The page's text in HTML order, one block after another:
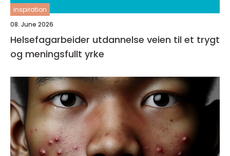
inspiration
08. June 2026
Helsefagarbeider utdannelse veien til et trygt
og meningsfullt yrke